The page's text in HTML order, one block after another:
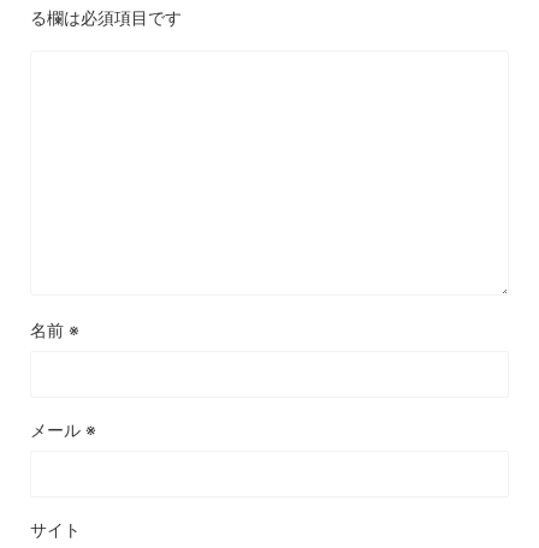
る欄は必須項目です
名前 ※
メール ※
サイト